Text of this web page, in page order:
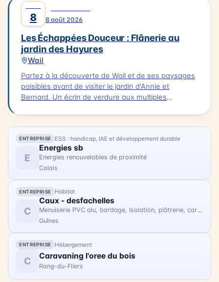
création, profitez d'un déjeuner délicieux à Oye-
Plage, à La Table d'Olivier, avec un plat du jour et un
dessert pour 30€ par personne (réservation
indispensable sur www.c-ici.com). Les vélos à
assistance électrique seront mis à votre disposition
(dans la limite des disponibilités). La balade se
terminera vers 16h30. N'hésitez pas à vous inscrire
pour cette expérience artistique unique !
8 8 août 2026
Les Échappées Douceur : Flânerie au
jardin des Hayures
Wail
Partez à la découverte de Wail et de ses paysages
paisibles avant de visiter le jardin d'Annie et
Bernard. Un écrin de verdure aux multiples
Wail (2 rue de la Mairie). Tarifs : 11 € / gratuit enfants
- 10 ans.
ENTREPRISE ESS : handicap, IAE et développement durable
E
Energies sb
Energies renouvelables de proximité
Calais
ENTREPRISE Habitat
C
Caux - desfachelles
Menuiserie PVC alu, bardage, Isolation, plâtrerie, carrelage, parquet, aménagement intérieur, rénovation, extension, couverture, zinguerie, maçonnerie, gros oeuvre.
Guînes
ENTREPRISE Hébergement
C Caravaning l'oree du bois
Rang-du-Fliers